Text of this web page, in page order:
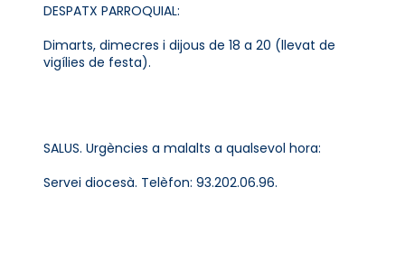
DESPATX PARROQUIAL:
Dimarts, dimecres i dijous de 18 a 20 (llevat de
vigílies de festa).
SALUS. Urgències a malalts a qualsevol hora:
Servei diocesà. Telèfon: 93.202.06.96.